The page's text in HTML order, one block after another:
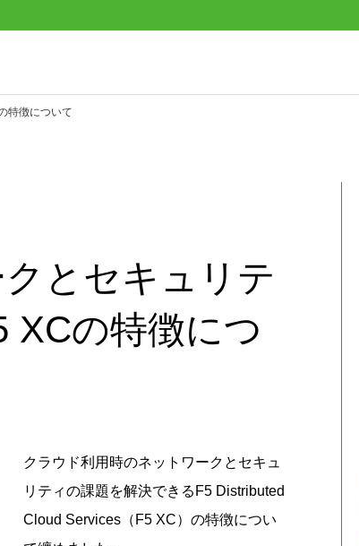
特徴について
とセキュリテ
XCの特徴につ
クラウド利用時のネットワークとセキュ
リティの課題を解決できるF5 Distributed
Cloud Services（F5 XC）の特徴につい